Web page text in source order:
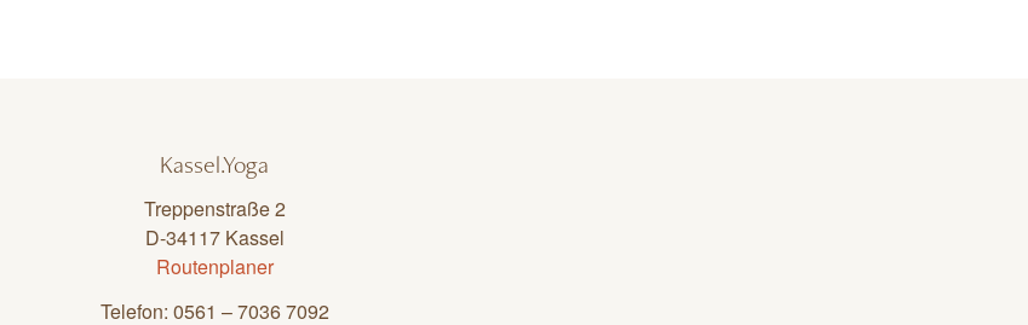
Kassel.Yoga
Treppenstraße 2
D-34117 Kassel
Routenplaner
Telefon: 0561 – 7036 7092